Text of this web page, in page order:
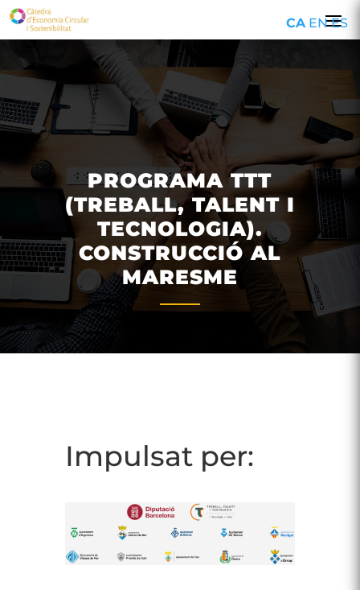
PROGRAMA TTT
(TREBALL, TALENT I
TECNOLOGIA).
CONSTRUCCIÓ AL
MARESME
Impulsat per:
CA EN ES